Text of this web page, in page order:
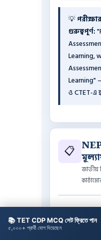
📚 TET CDP MCQ সেট ফ্রিতে পান
৫,০০০+ প্রার্থী যোগ দিয়েছেন
💡
গুরুত্বপূর্ণ:
Learning,
Learning"
ও CTET-এ
📋
জাতীয়
(NEP) 2020